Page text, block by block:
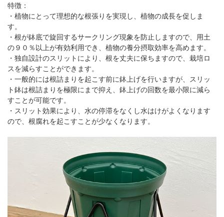
特徴：
・植物にとって理想的な根張りを実現し、植物の成長を促しま
す。
・根が鉢底で旋回するサークリング現象を防止しますので、用土
の９０％以上が有効利用でき、植物の養分摂取効率を高めます。
・独自設計のスリットにより、根を丈夫に保ちますので、栽培ロ
スを減らすことができます。
・一般的には根詰まりを起こす前に鉢上げを行いますが、スリッ
ト鉢は根詰まりを極限にまで抑え、鉢上げの回数を最小限に減ら
すことが可能です。
・スリット効果により、水の停滞をなくし水はけがよくなります
ので、根腐れを起こすことが少なくなります。